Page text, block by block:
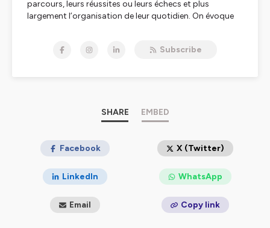
parcours, leurs réussites ou leurs échecs et plus
largement l’organisation de leur quotidien. On évoque
Ces invités viennent d’horizons multiples comme le
pour plus d'informations.
Subscribe
SHARE EMBED
Facebook X (Twitter)
LinkedIn WhatsApp
Email Copy link